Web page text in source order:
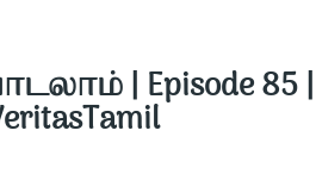
| Episode 85 |